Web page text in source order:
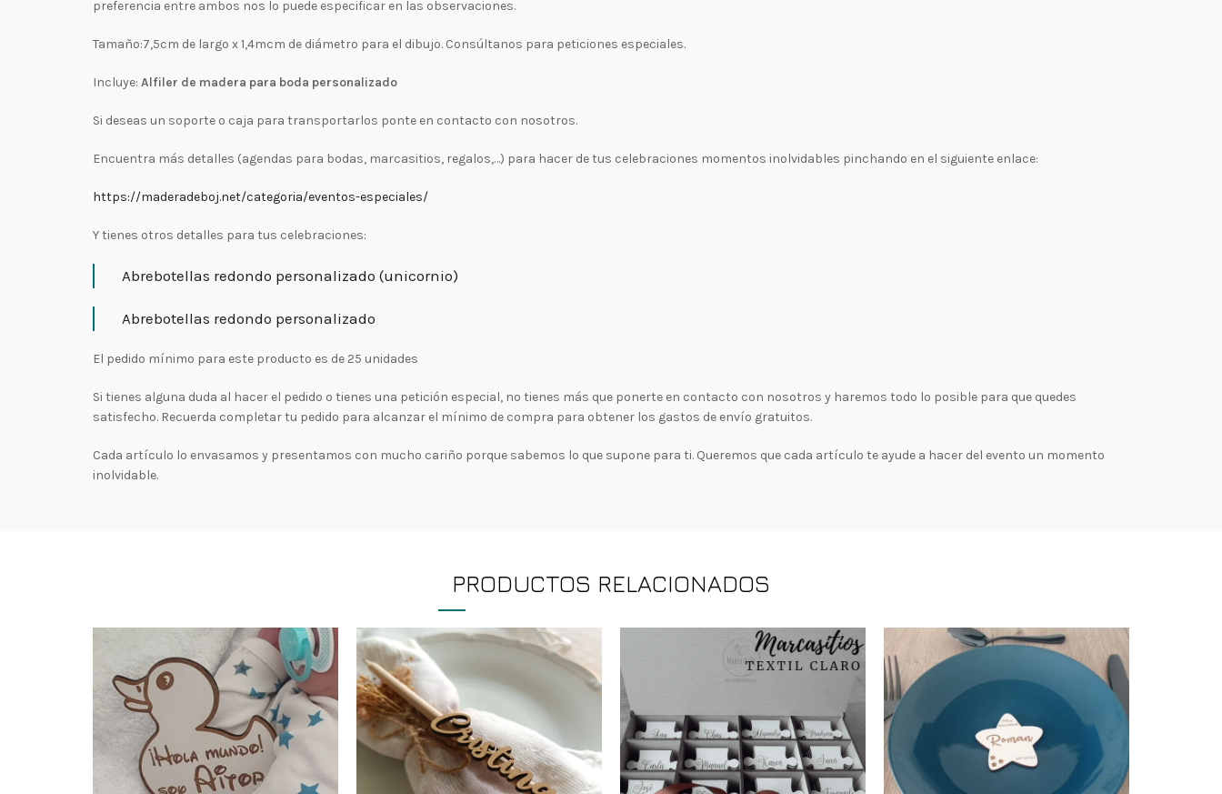
preferencia entre ambos nos lo puede especificar en las observaciones.
Tamaño:7,5cm de largo x 1,4mcm de diámetro para el dibujo. Consúltanos para peticiones especiales.
Incluye: Alfiler de madera para boda personalizado
Si deseas un soporte o caja para transportarlos ponte en contacto con nosotros.
Encuentra más detalles (agendas para bodas, marcasitios, regalos,…) para hacer de tus celebraciones momentos inolvidables pinchando en el siguiente enlace:
https://maderadeboj.net/categoria/eventos-especiales/
Y tienes otros detalles para tus celebraciones:
Abrebotellas redondo personalizado (unicornio)
Abrebotellas redondo personalizado
El pedido mínimo para este producto es de 25 unidades
Si tienes alguna duda al hacer el pedido o tienes una petición especial, no tienes más que ponerte en contacto con nosotros y haremos todo lo posible para que quedes
satisfecho. Recuerda completar tu pedido para alcanzar el mínimo de compra para obtener los gastos de envío gratuitos.
Cada artículo lo envasamos y presentamos con mucho cariño porque sabemos lo que supone para ti. Queremos que cada artículo te ayude a hacer del evento un momento
inolvidable.
PRODUCTOS RELACIONADOS